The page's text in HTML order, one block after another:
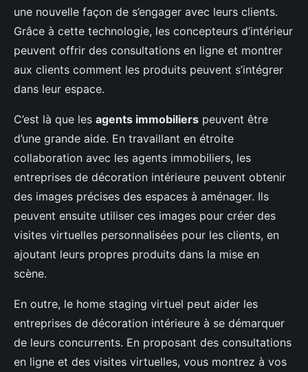
une nouvelle façon de s’engager avec leurs clients.
Grâce à cette technologie, les concepteurs d’intérieur
peuvent offrir des consultations en ligne et montrer
aux clients comment les produits peuvent s’intégrer
dans leur espace.
C’est là que les agents immobiliers peuvent être
d’une grande aide. En travaillant en étroite
collaboration avec les agents immobiliers, les
entreprises de décoration intérieure peuvent obtenir
des images précises des espaces à aménager. Ils
peuvent ensuite utiliser ces images pour créer des
visites virtuelles personnalisées pour les clients, en
ajoutant leurs propres produits dans la mise en
scène.
En outre, le home staging virtuel peut aider les
entreprises de décoration intérieure à se démarquer
de leurs concurrents. En proposant des consultations
en ligne et des visites virtuelles, vous montrez à vos